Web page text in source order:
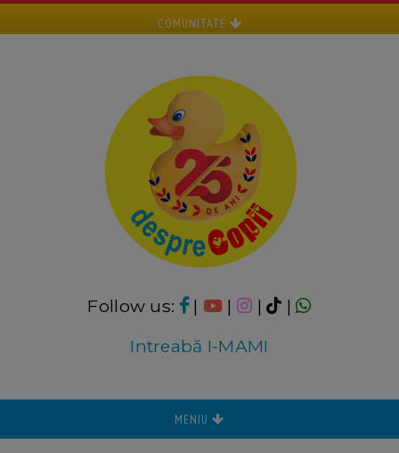
COMUNITATE
Follow us: | | |
|
Intreabă I-MAMI
MENIU